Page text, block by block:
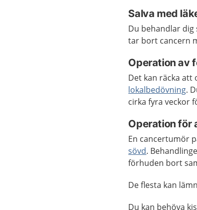
Salva med
Du behandlar dig
tar bort cancern
Operation av
Det kan räcka
lokalbedövning.
cirka fyra veckor
Operation för
En cancertumör
sövd.
förhuden bort
De flesta kan
Du kan behöva